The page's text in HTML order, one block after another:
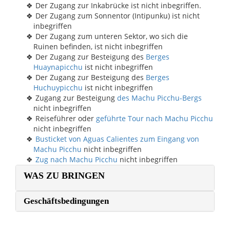
Der Zugang zur Inkabrücke ist nicht inbegriffen.
Der Zugang zum Sonnentor (Intipunku) ist nicht
inbegriffen
Der Zugang zum unteren Sektor, wo sich die
Ruinen befinden, ist nicht inbegriffen
Der Zugang zur Besteigung des Berges
Huaynapicchu ist nicht inbegriffen
Der Zugang zur Besteigung des Berges
Huchuypicchu ist nicht inbegriffen
Zugang zur Besteigungdes Machu Picchu-Bergs
nicht inbegriffen
Reiseführer odergeführte Tour nach Machu Picchu
nicht inbegriffen
Busticket von Aguas Calientes zum Eingang von
Machu Picchu nicht inbegriffen
Zug nach Machu Picchu nicht inbegriffen
WAS ZU BRINGEN
Geschäftsbedingungen